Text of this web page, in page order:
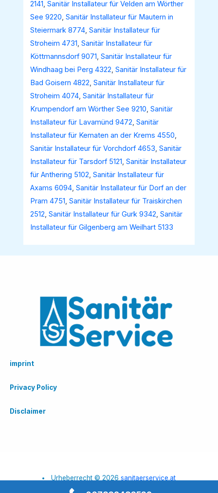
2141,Sanitär Installateur für Velden am Wörther
See 9220,Sanitär Installateur für Mautern in
Steiermark 8774,Sanitär Installateur für
Stroheim 4731,Sanitär Installateur für
Köttmannsdorf 9071,Sanitär Installateur für
Windhaag bei Perg 4322,Sanitär Installateur für
Bad Goisern 4822,Sanitär Installateur für
Stroheim 4074,Sanitär Installateur für
Krumpendorf am Wörther See 9210,Sanitär
Installateur für Lavamünd 9472,Sanitär
Installateur für Kematen an der Krems 4550,
Sanitär Installateur für Vorchdorf 4653,Sanitär
Installateur für Tarsdorf 5121,Sanitär Installateur
für Anthering 5102,Sanitär Installateur für
Axams 6094,Sanitär Installateur für Dorf an der
Pram 4751,Sanitär Installateur für Traiskirchen
2512,Sanitär Installateur für Gurk 9342,Sanitär
Installateur für Gilgenberg am Weilhart 5133
imprint
Privacy Policy
Disclaimer
Urheberrecht © 2026sanitaerservice.at